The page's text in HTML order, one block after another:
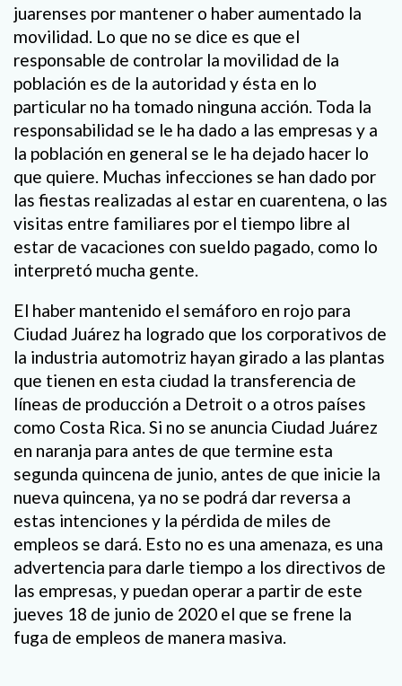
juarenses por mantener o haber aumentado la
movilidad. Lo que no se dice es que el
responsable de controlar la movilidad de la
población es de la autoridad y ésta en lo
particular no ha tomado ninguna acción. Toda la
responsabilidad se le ha dado a las empresas y a
la población en general se le ha dejado hacer lo
que quiere. Muchas infecciones se han dado por
las fiestas realizadas al estar en cuarentena, o las
visitas entre familiares por el tiempo libre al
estar de vacaciones con sueldo pagado, como lo
interpretó mucha gente.
El haber mantenido el semáforo en rojo para
Ciudad Juárez ha logrado que los corporativos de
la industria automotriz hayan girado a las plantas
que tienen en esta ciudad la transferencia de
líneas de producción a Detroit o a otros países
como Costa Rica. Si no se anuncia Ciudad Juárez
en naranja para antes de que termine esta
segunda quincena de junio, antes de que inicie la
nueva quincena, ya no se podrá dar reversa a
estas intenciones y la pérdida de miles de
empleos se dará. Esto no es una amenaza, es una
advertencia para darle tiempo a los directivos de
las empresas, y puedan operar a partir de este
jueves 18 de junio de 2020 el que se frene la
fuga de empleos de manera masiva.